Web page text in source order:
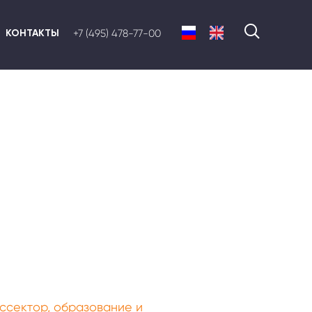
КОНТАКТЫ +7 (495) 478-77-00
образование и